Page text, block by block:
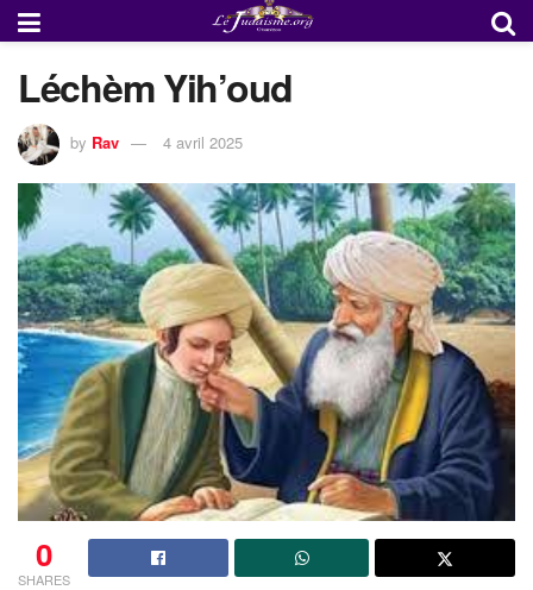
Léchèm Yih’oud
by Rav 4 avril 2025
0
SHARES